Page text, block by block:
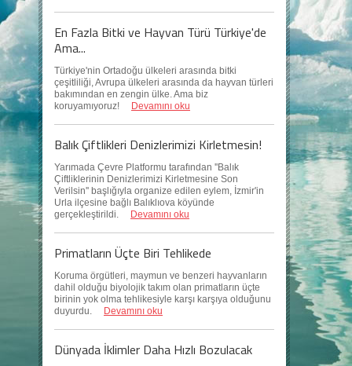
En Fazla Bitki ve Hayvan Türü Türkiye'de
Ama...
Türkiye'nin Ortadoğu ülkeleri arasında bitki
çeşitliliği, Avrupa ülkeleri arasında da hayvan türleri
bakımından en zengin ülke. Ama biz
koruyamıyoruz!
Devamını oku
Balık Çiftlikleri Denizlerimizi Kirletmesin!
Yarımada Çevre Platformu tarafından ''Balık
Çiftliklerinin Denizlerimizi Kirletmesine Son
Verilsin'' başlığıyla organize edilen eylem, İzmir'in
Urla ilçesine bağlı Balıklıova köyünde
gerçekleştirildi.
Devamını oku
Primatların Üçte Biri Tehlikede
Koruma örgütleri, maymun ve benzeri hayvanların
dahil olduğu biyolojik takım olan primatların üçte
birinin yok olma tehlikesiyle karşı karşıya olduğunu
duyurdu.
Devamını oku
Dünyada İklimler Daha Hızlı Bozulacak